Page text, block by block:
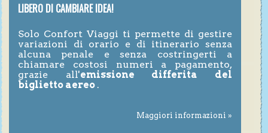
LIBERO DI CAMBIARE IDEA!
Solo Confort Viaggi ti permette di gestire
variazioni di orario e di itinerario senza
alcuna penale e senza costringerti a
chiamare costosi numeri a pagamento,
grazie all'emissione differita del
biglietto aereo .
Maggiori informazioni »